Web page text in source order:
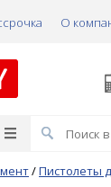
О
/Пистолеты